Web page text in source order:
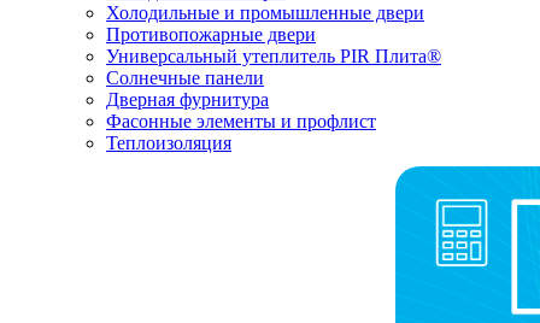
Холодильные и промышленные двери
Противопожарные двери
Универсальный утеплитель PIR Плита®
Солнечные панели
Дверная фурнитура
Фасонные элементы и профлист
Теплоизоляция